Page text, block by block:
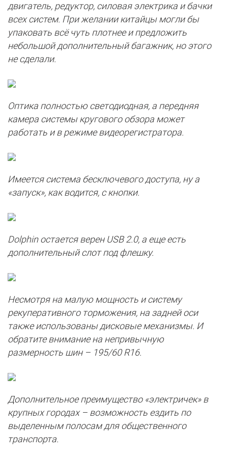
двигатель, редуктор, силовая электрика и бачки
всех систем. При желании китайцы могли бы
упаковать всё чуть плотнее и предложить
небольшой дополнительный багажник, но этого
не сделали.
Оптика полностью светодиодная, а передняя
камера системы кругового обзора может
работать и в режиме видеорегистратора.
Имеется система бесключевого доступа, ну а
«запуск», как водится, с кнопки.
Dolphin остается верен USB 2.0, а еще есть
дополнительный слот под флешку.
Несмотря на малую мощность и систему
рекуперативного торможения, на задней оси
также использованы дисковые механизмы. И
обратите внимание на непривычную
размерность шин – 195/60 R16.
Дополнительное преимущество «электричек» в
крупных городах – возможность ездить по
выделенным полосам для общественного
транспорта.